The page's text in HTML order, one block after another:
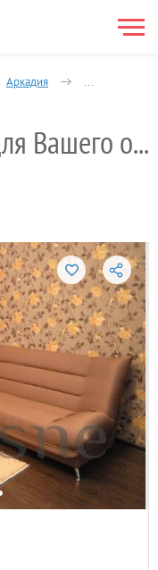
Аркадия 2-комнатная
иятная квартира, для Вашего отдыха